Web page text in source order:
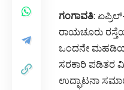
ಗಂಗಾವತಿ:
ರಾಯಚೂರು
ಒಂದನೇ
ಸರಕಾರಿ ಪಡಿತರ
ಉದ್ಘಾಟನಾ